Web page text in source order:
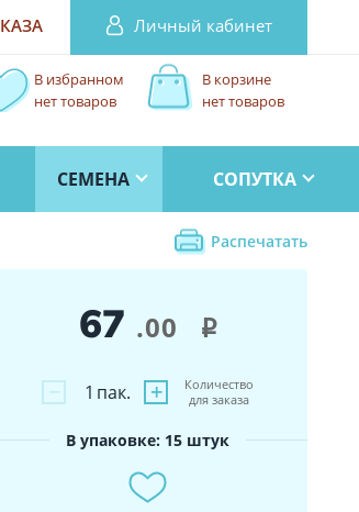
Личный кабинет
В корзине
нет товаров
В избранном
нет товаров
СЕМЕНА СОПУТКА
Распечатать
67 .00 i
− +
1 пак.
Количество
для заказа
В упаковке: 15 штук